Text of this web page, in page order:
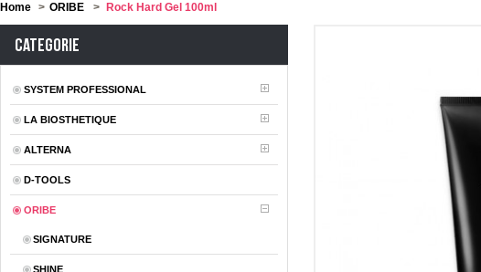
Home > ORIBE > Rock Hard Gel 100ml
Categorie
SYSTEM PROFESSIONAL
LA BIOSTHETIQUE
ALTERNA
D-TOOLS
ORIBE
SIGNATURE
SHINE